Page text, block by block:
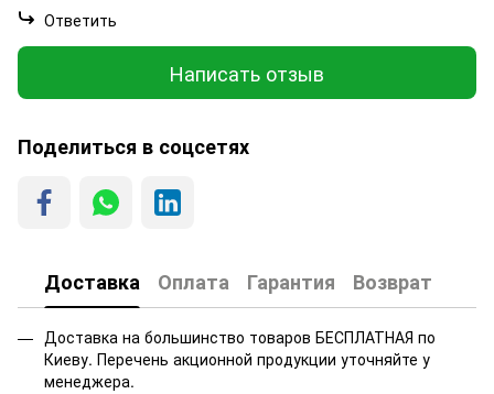
Ответить
Написать отзыв
Поделиться в соцсетях
Доставка Оплата Гарантия Возврат
Доставка на большинство товаров БЕСПЛАТНАЯ по
Киеву. Перечень акционной продукции уточняйте у
менеджера.